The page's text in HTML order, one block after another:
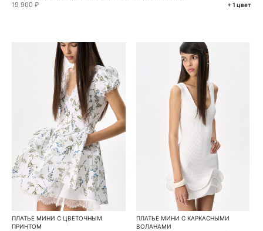
19 900 ₽ + 1 цвет
ПЛАТЬЕ МИНИ С ЦВЕТОЧНЫМ
ПРИНТОМ
ПЛАТЬЕ МИНИ С КАРКАСНЫМИ
ВОЛАНАМИ